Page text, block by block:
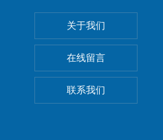
关于我们
在线留言
联系我们